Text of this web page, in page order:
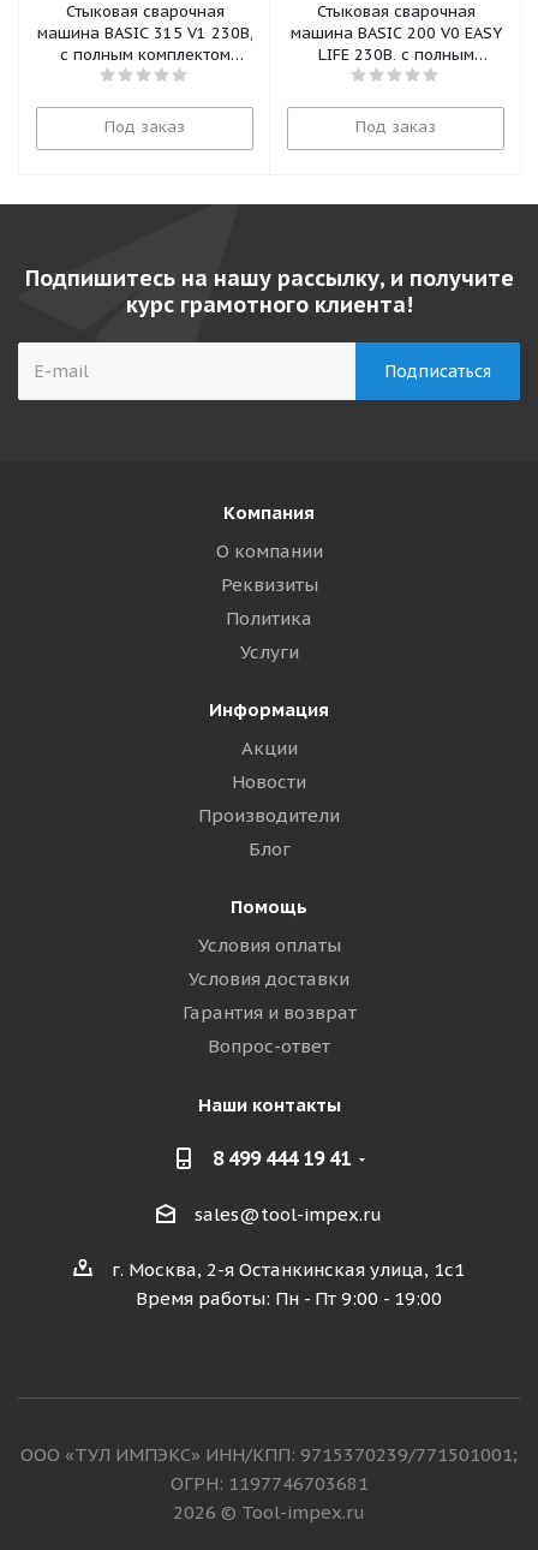
Стыковая сварочная
машина BASIC 315 V1 230В,
с полным комплектом
вкладышей от 90мм до
Под заказ
Стыковая сварочная
машина BASIC 200 V0 EASY
LIFE 230В, с полным
комплектом вкладышей от
Под заказ
Подпишитесь на нашу рассылку, и получите
курс грамотного клиента!
Компания
О компании
Реквизиты
Политика
Услуги
Информация
Акции
Новости
Производители
Блог
Помощь
Условия оплаты
Условия доставки
Гарантия и возврат
Вопрос-ответ
Наши контакты
8 499 444 19 41
sales@tool-impex.ru
г. Москва, 2-я Останкинская улица, 1с1
Время работы: Пн - Пт 9:00 - 19:00
ООО «ТУЛ ИМПЭКС» ИНН/КПП: 9715370239/771501001;
ОГРН: 1197746703681
2026 © Tool-impex.ru